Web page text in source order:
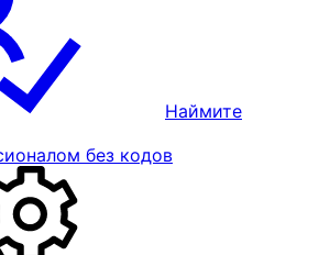
Наймите
без кодов